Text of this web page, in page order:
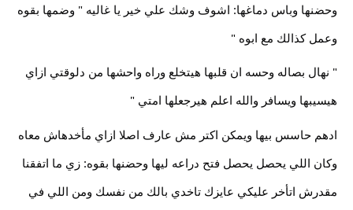
وحضنها وباس دماغها: اشوف وشك علي خير يا غاليه " وضمها بقوه
وعمل كذالك مع ابوه "
" نهال بصاله وحسه ان قلبها هيتخلع وراه واحشها من دلوقتي ازاي
هيسيبها ويسافر والله اعلم هيرجعلها امتي "
ادهم حاسس بيها ويمكن اكتر مش عارف اصلا ازاي مأخدهاش معاه
وكان اللي يحصل يحصل فتح دراعه ليها وحضنها بقوه: زي ما اتفقنا
مقدرش اتأخر عليكي عايزك تاخدي بالك من نفسك ومن اللي في